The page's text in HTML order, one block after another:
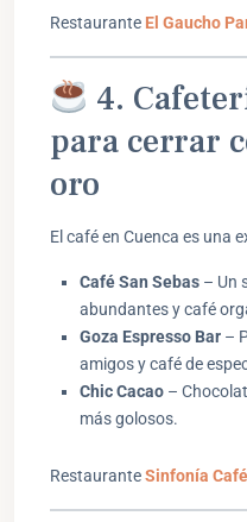
Restaurante El Gaucho
4.
para cerrar
oro
El café en Cuenca es una
Café San Sebas – Un
abundantes y café
Goza Espresso Bar –
amigos y café de
Chic Cacao –
más golosos.
RestauranteSinfonía